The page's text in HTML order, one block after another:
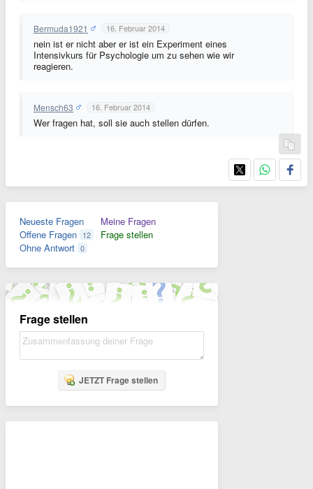
Bermuda1921 16. Februar 2014
nein ist er nicht aber er ist ein Experiment eines
Intensivkurs für Psychologie um zu sehen wie wir
reagieren.
Mensch63 16. Februar 2014
Wer fragen hat, soll sie auch stellen dürfen.
Neueste Fragen
Offene Fragen 12
Ohne Antwort 0
Meine Fragen
Frage stellen
Frage stellen
JETZT Frage stellen